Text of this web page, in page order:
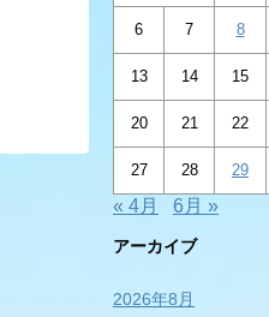
6 7 8
13 14 15
20 21 22
27 28 29
« 4月 6月 »
アーカイブ
2026年8月